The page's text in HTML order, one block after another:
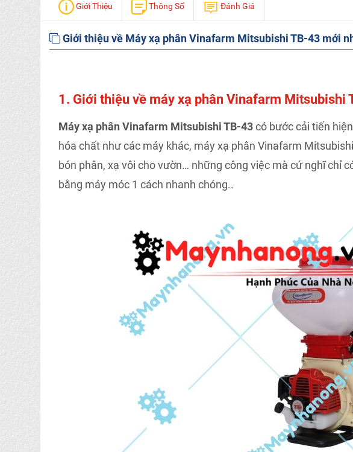
Giới Thiệu Thông Số Đánh Giá
Giới thiệu về Máy xạ phân Vinafarm Mitsubishi TB-43 mới
1. Giới thiệu về máy xạ phân Vinafarm Mitsubishi
Máy xạ phân Vinafarm Mitsubishi TB-43có bước cải tiến
hóa chất như các máy khác, máy xạ phân Vinafarm
bón phân, xạ vôi cho vườn… những công việc mà cứ nghĩ chỉ
bằng máy móc 1 cách nhanh chóng..